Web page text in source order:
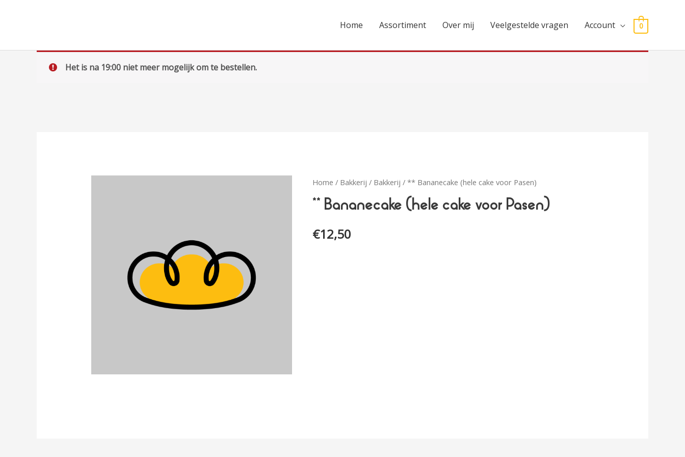
inhoud
Home Assortiment Over mij Veelgestelde vragen Account 0
Het is na 19:00 niet meer mogelijk om te bestellen.
Home / Bakkerij / Bakkerij / ** Bananecake (hele cake voor Pasen)
** Bananecake (hele cake voor Pasen)
€12,50